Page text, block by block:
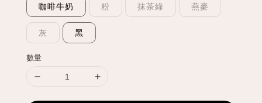
咖啡牛奶 粉 抹茶綠 燕麥
灰 黑
數量